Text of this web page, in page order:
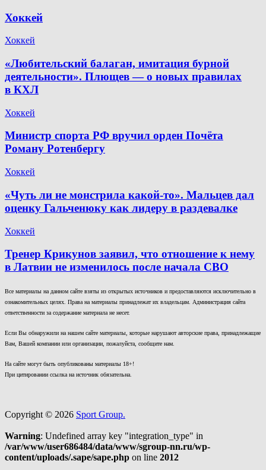
Хоккей
Хоккей
«Любительский балаган, имитация бурной
деятельности». Плющев — о новых правилах
в КХЛ
Хоккей
Министр спорта РФ вручил орден Почёта
Роману Ротенбергу
Хоккей
«Чуть ли не монстрила какой-то». Мальцев дал
оценку Гальченюку как лидеру в раздевалке
Хоккей
Тренер Крикунов заявил, что отношение к нему
в Латвии не изменилось после начала СВО
Все материалы на данном сайте взяты из открытых источников и предоставляются исключительно в
ознакомительных целях. Права на материалы принадлежат их владельцам. Администрация сайта
ответственности за содержание материала не несет.
Если Вы обнаружили на нашем сайте материалы, которые нарушают авторские права, принадлежащие
Вам, Вашей компании или организации, пожалуйста, сообщите нам.
На сайте могут быть опубликованы материалы 18+!
При цитировании ссылка на источник обязательна.
Copyright © 2026 Sport Group.
Warning: Undefined array key "integration_type" in
/var/www/user686484/data/www/sgroup-nn.ru/wp-
content/uploads/.sape/sape.php on line 2012